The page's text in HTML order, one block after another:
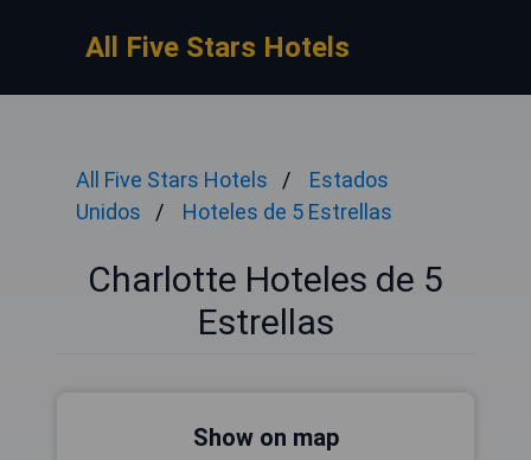
All Five Stars Hotels
All Five Stars Hotels
Estados
Unidos
Hoteles de 5 Estrellas
Charlotte Hoteles de 5
Estrellas
Show on map